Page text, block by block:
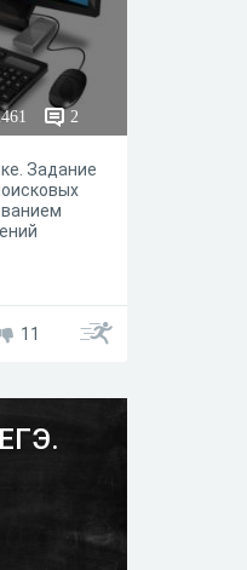
2
Задание
11